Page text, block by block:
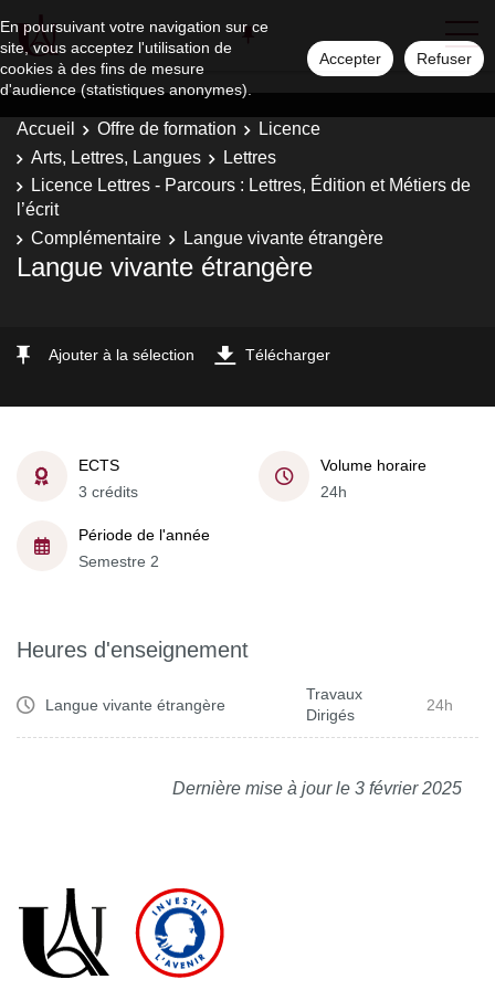
En poursuivant votre navigation sur ce
site, vous acceptez l'utilisation de
cookies à des fins de mesure
d'audience (statistiques anonymes).
Accepter Refuser
Accueil Offre de formation
Licence
Arts, Lettres, Langues
Lettres
Licence Lettres - Parcours : Lettres, Édition et Métiers de
l’écrit
Complémentaire
Langue vivante étrangère
Langue vivante étrangère
Ajouter à la sélection Télécharger
ECTS
3 crédits
Volume horaire
24h
Période de l'année
Semestre 2
Heures d'enseignement
Langue vivante étrangère
Travaux
Dirigés
24h
Dernière mise à jour le 3 février 2025